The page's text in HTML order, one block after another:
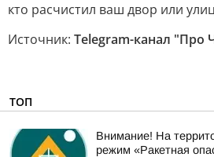
кто расчистил ваш двор или
Источник: Telegram-канал "Про
ТОП
Внимание! На
режим «Ракетная